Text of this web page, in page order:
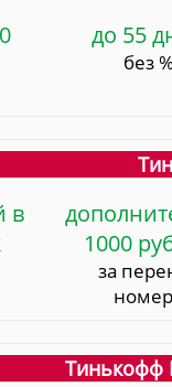
до 55
без
в
1000
за
Тинькофф